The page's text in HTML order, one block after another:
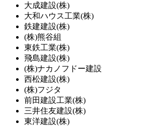
大成建設(株)
大和ハウス工業(株)
鉄建建設(株)
(株)熊谷組
東鉄工業(株)
飛島建設(株)
(株)ナカノフドー建設
西松建設(株)
(株)フジタ
前田建設工業(株)
三井住友建設(株)
東洋建設(株)